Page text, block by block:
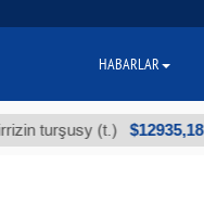
(t.) $12935,18
HABARLAR